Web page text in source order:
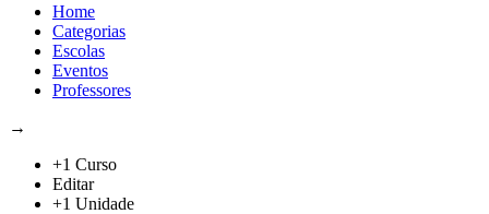
Home
Categorias
Escolas
Eventos
Professores
→
+1 Curso
Editar
+1 Unidade